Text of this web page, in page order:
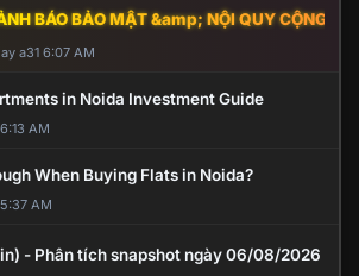
BÁO BẢO MẬT &amp; NỘI QUY CỘNG
a31 6:07 AM
in Noida Investment Guide
AM
When Buying Flats in Noida?
AM
- Phân tích snapshot ngày 06/08/2026